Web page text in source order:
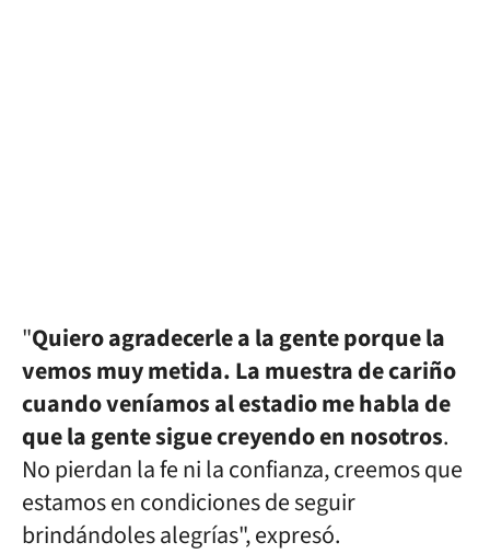
"Quiero agradecerle a la gente porque la
vemos muy metida. La muestra de cariño
cuando veníamos al estadio me habla de
que la gente sigue creyendo en nosotros.
No pierdan la fe ni la confianza, creemos que
estamos en condiciones de seguir
brindándoles alegrías", expresó.